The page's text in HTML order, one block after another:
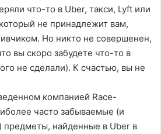
что-то в Uber, такси, Lyft или
не принадлежит вам,
Но никто не совершенен,
вы скоро забудете что-то в
не сделали). К счастью, вы не
компанией Race-
часто забываемые (и
найденные в Uber в